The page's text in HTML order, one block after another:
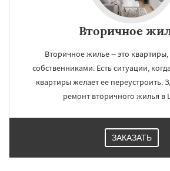
Работаем по
регионам
Электросталь
Андреево
Вторичное
Вторичное жилье -- это
собственниками. Есть ситуации,
квартиры желает ее переустроить.
ремонт вторичного жилья в
ЗАКАЗАТЬ
УЗНАТЬ ПОДРОБНЕЕ